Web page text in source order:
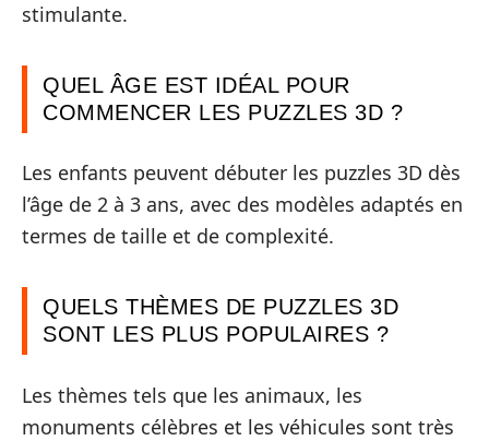
stimulante.
QUEL ÂGE EST IDÉAL POUR
COMMENCER LES PUZZLES 3D ?
Les enfants peuvent débuter les puzzles 3D dès
l’âge de 2 à 3 ans, avec des modèles adaptés en
termes de taille et de complexité.
QUELS THÈMES DE PUZZLES 3D
SONT LES PLUS POPULAIRES ?
Les thèmes tels que les animaux, les
monuments célèbres et les véhicules sont très